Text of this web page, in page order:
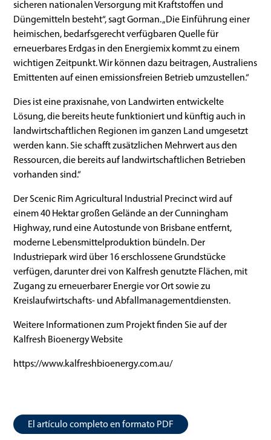
sicheren nationalen Versorgung mit Kraftstoffen und
Düngemitteln besteht“, sagt Gorman. „Die Einführung einer
heimischen, bedarfsgerecht verfügbaren Quelle für
erneuerbares Erdgas in den Energiemix kommt zu einem
wichtigen Zeitpunkt. Wir können dazu beitragen, Australiens
Emittenten auf einen emissionsfreien Betrieb umzustellen.“
Dies ist eine praxisnahe, von Landwirten entwickelte
Lösung, die bereits heute funktioniert und künftig auch in
landwirtschaftlichen Regionen im ganzen Land umgesetzt
werden kann. Sie schafft zusätzlichen Mehrwert aus den
Ressourcen, die bereits auf landwirtschaftlichen Betrieben
vorhanden sind.“
Der Scenic Rim Agricultural Industrial Precinct wird auf
einem 40 Hektar großen Gelände an der Cunningham
Highway, rund eine Autostunde von Brisbane entfernt,
moderne Lebensmittelproduktion bündeln. Der
Industriepark wird über 16 erschlossene Grundstücke
verfügen, darunter drei von Kalfresh genutzte Flächen, mit
Zugang zu erneuerbarer Energie vor Ort sowie zu
Kreislaufwirtschafts- und Abfallmanagementdiensten.
Weitere Informationen zum Projekt finden Sie auf der
Kalfresh Bioenergy Website
https://www.kalfreshbioenergy.com.au/
El artículo completo en formato PDF